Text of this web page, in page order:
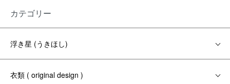
カテゴリー
浮き星 (うきほし)
衣類 ( original design )